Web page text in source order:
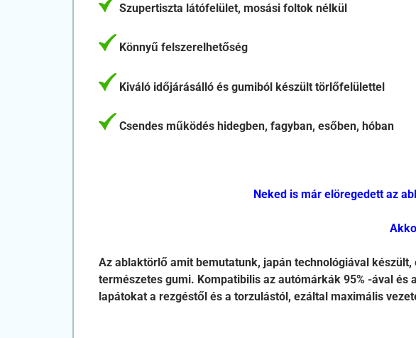
Szupertiszta látófelület, mosási foltok nélkül
Könnyű felszerelhetőség
Kiváló időjárásálló és gumiból készült törlőfelülettel
Csendes működés hidegben, fagyban, esőben, hóban
Neked is már elöregedett az
Az ablaktörlő amit bemutatunk, japán technológiával
természetes gumi. Kompatibilis az autómárkák 95% -ával
lapátokat a rezgéstől és a torzulástól, ezáltal maximális